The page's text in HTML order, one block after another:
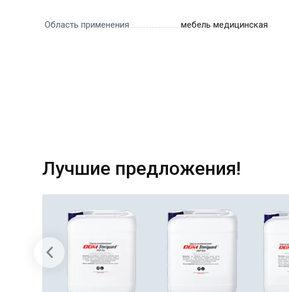
Область применения мебель медицинская
Лучшие предложения!